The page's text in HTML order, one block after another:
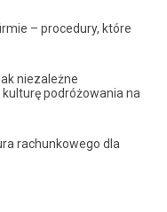
– procedury, które
niezależne
podróżowania na
rachunkowego dla